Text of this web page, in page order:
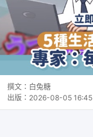
撰文： 白兔糖
出版： 2026-08-05 16:45